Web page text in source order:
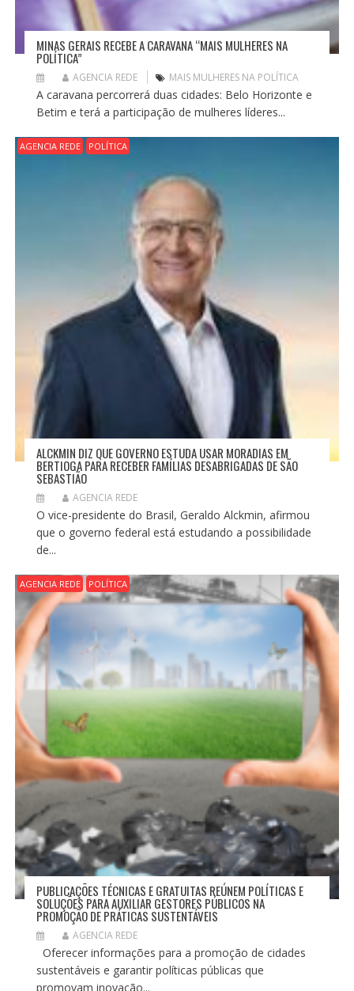
MINAS GERAIS RECEBE A CARAVANA “MAIS MULHERES NA
POLÍTICA”
AGENCIA REDE MAIS MULHERES NA POLÍTICA
A caravana percorrerá duas cidades: Belo Horizonte e
Betim e terá a participação de mulheres líderes...
AGENCIA REDE POLÍTICA
ALCKMIN DIZ QUE GOVERNO ESTUDA USAR MORADIAS EM
BERTIOGA PARA RECEBER FAMÍLIAS DESABRIGADAS DE SÃO
SEBASTIÃO
AGENCIA REDE
O vice-presidente do Brasil, Geraldo Alckmin, afirmou
que o governo federal está estudando a possibilidade
de...
AGENCIA REDE POLÍTICA
PUBLICAÇÕES TÉCNICAS E GRATUITAS REÚNEM POLÍTICAS E
SOLUÇÕES PARA AUXILIAR GESTORES PÚBLICOS NA
PROMOÇÃO DE PRÁTICAS SUSTENTÁVEIS
AGENCIA REDE
Oferecer informações para a promoção de cidades
sustentáveis e garantir políticas públicas que
promovam inovação...